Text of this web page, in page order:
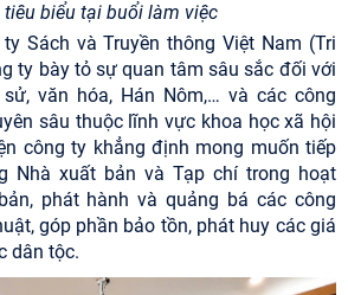
tiêu biểu tại buổi làm việc
Sách và Truyền thông Việt Nam (Tri
ty bày tỏ sự quan tâm sâu sắc đối với
văn hóa, Hán Nôm,… và các công
sâu thuộc lĩnh vực khoa học xã hội
công ty khẳng định mong muốn tiếp
Nhà xuất bản và Tạp chí trong hoạt
phát hành và quảng bá các công
góp phần bảo tồn, phát huy các giá
dân tộc.